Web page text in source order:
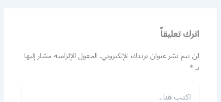
اترك تعليقاً
لن يتم نشر عنوان بريدك الإلكتروني.الحقول الإلزامية مشار إليها
بـ*
اكتب
هنا...